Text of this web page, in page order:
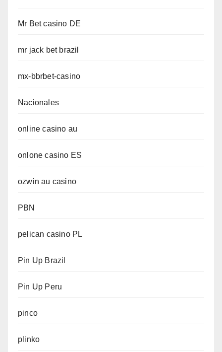
Mr Bet casino DE
mr jack bet brazil
mx-bbrbet-casino
Nacionales
online casino au
onlone casino ES
ozwin au casino
PBN
pelican casino PL
Pin Up Brazil
Pin Up Peru
pinco
plinko